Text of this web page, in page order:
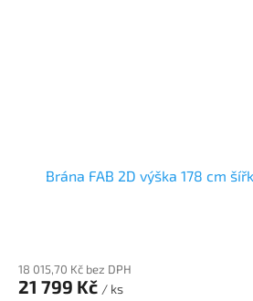
Brána FAB 2D výška 178 cm
18 015,70 Kč bez DPH
21 799 Kč / ks